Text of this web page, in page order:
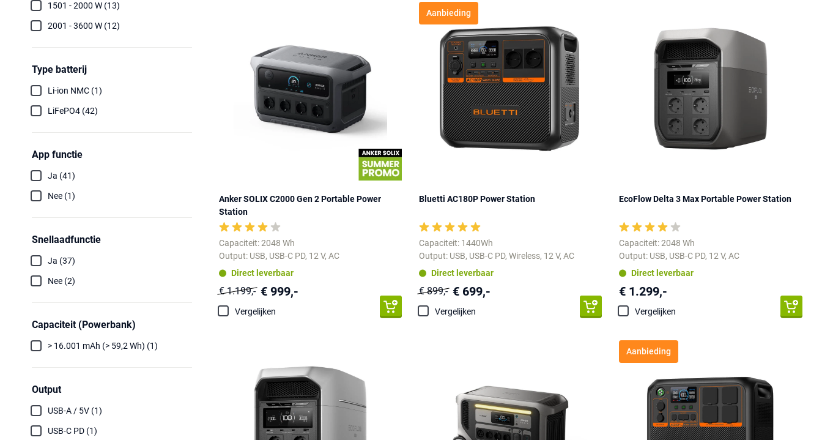
1501 - 2000 W (13)
2001 - 3600 W (12)
Type batterij
Li-ion NMC (1)
LiFePO4 (42)
App functie
Ja (41)
Nee (1)
Snellaadfunctie
Ja (37)
Nee (2)
Capaciteit (Powerbank)
> 16.001 mAh (> 59,2 Wh) (1)
Output
USB-A / 5V (1)
USB-C PD (1)
Anker SOLIX C2000 Gen 2 Portable Power
Station
Capaciteit: 2048 Wh
Output: USB, USB-C PD, 12 V, AC
Direct leverbaar
€ 1.199,- € 999,-
Vergelijken
Aanbieding
Bluetti AC180P Power Station
Capaciteit: 1440Wh
Output: USB, USB-C PD, Wireless, 12 V, AC
Direct leverbaar
€ 899,- € 699,-
Vergelijken
EcoFlow Delta 3 Max Portable Power Station
Capaciteit: 2048 Wh
Output: USB, USB-C PD, 12 V, AC
Direct leverbaar
€ 1.299,-
Vergelijken
Aanbieding